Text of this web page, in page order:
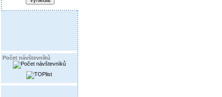
Počet návštevníků